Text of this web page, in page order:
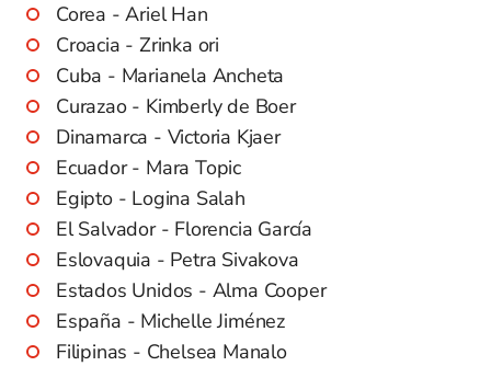
Corea - Ariel Han
Croacia - Zrinka ori
Cuba - Marianela Ancheta
Curazao - Kimberly de Boer
Dinamarca - Victoria Kjaer
Ecuador - Mara Topic
Egipto - Logina Salah
El Salvador - Florencia García
Eslovaquia - Petra Sivakova
Estados Unidos - Alma Cooper
España - Michelle Jiménez
Filipinas - Chelsea Manalo